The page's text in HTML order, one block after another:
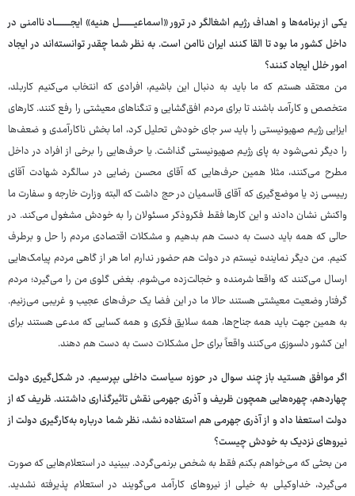
یکی از برنامه‌ها و اهداف رژیم اشغالگر در ترور «اسماعیـــــــــل هنیه» ایجــــــــــاد ناامنی در
داخل کشور ما بود تا القا کنند ایران ناامن است. به نظر شما چقدر توانسته‌اند در ایجاد
امور خلل ایجاد کنند؟
من معتقد هستم که ما باید به دنبال این باشیم، افرادی که انتخاب می‌کنیم کاربلد،
متخصص و کارآمد باشند تا برای مردم افق‌گشایی و تنگناهای معیشتی را رفع کنند. کارهای
ایزایی رژیم صهیونیستی را باید سر جای خودش تحلیل کرد، اما بخش ناکارآمدی و ضعف‌ها
را دیگر نمی‌شود به پای رژیم صهیونیستی گذاشت. یا حرف‌هایی را برخی از افراد در داخل
مطرح می‌کنند، مثلا همین حرف‌هایی که آقای محسن رضایی در سالگرد شهادت آقای
رییسی زد یا موضع‌گیری که آقای قاسمیان در حج داشت که البته وزارت خارجه و سفارت ما
واکنش نشان دادند و این کارها فقط فکروذکر مسئولان را به خودش مشغول می‌کند. در
حالی که همه باید دست به دست هم بدهیم و مشکلات اقتصادی مردم را حل و برطرف
کنیم. من دیگر نماینده نیستم در دولت هم حضور ندارم اما هر از گاهی مردم پیامک‌هایی
ارسال می‌کنند که واقعا شرمنده و خجالت‌زده می‌شوم. بغض گلوی من را می‌گیرد؛ مردم
گرفتار وضعیت معیشتی هستند حالا ما در این فضا یک حرف‌های عجیب و غریبی می‌زنیم.
به همین جهت باید همه جناح‌ها، همه سلایق فکری و همه کسایی که مدعی هستند برای
این کشور دلسوزی می‌کنند واقعاً برای حل مشکلات دست به دست هم دهند.
اگر موافق هستید باز چند سوال در حوزه سیاست داخلی بپرسیم. در شکل‌گیری دولت
چهاردهم، چهره‌هایی همچون ظریف و آذری جهرمی نقش تاثیرگذاری داشتند. ظریف که از
دولت استعفا داد و از آذری جهرمی هم استفاده نشد، نظر شما درباره به‌کارگیری دولت از
نیروهای نزدیک به خودش چیست؟
من بحثی که می‌خواهم بکنم فقط به شخص برنمی‌گردد. ببینید در استعلام‌هایی که صورت
می‌گیرد، خداوکیلی به خیلی از نیروهای کارآمد می‌گویند در استعلام پذیرفته نشدید.